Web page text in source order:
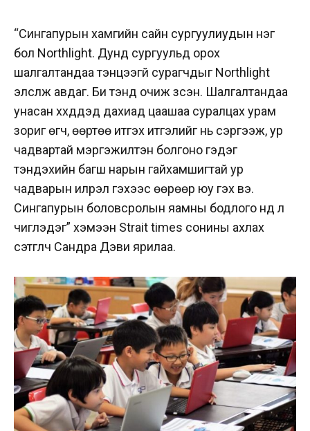
“Сингапурын хамгийн сайн сургуулиудын нэг
бол Northlight. Дунд сургуульд орох
шалгалтандаа тэнцээгүй сурагчдыг Northlight
элсүүлж авдаг. Би тэнд очиж үзсэн. Шалгалтандаа
унасан хүүхдүүдэд дахиад цаашаа суралцах урам
зориг өгч, өөртөө итгэх итгэлийг нь сэргээж, ур
чадвартай мэргэжилтэн болгоно гэдэг
тэндэхийн багш нарын гайхамшигтай ур
чадварын илрэл гэхээс өөрөөр юу гэх вэ.
Сингапурын боловсролын яамны бодлого үүнд л
чиглэдэг” хэмээн Strait times сонины ахлах
сэтгүүлч Сандра Дэви ярилаа.